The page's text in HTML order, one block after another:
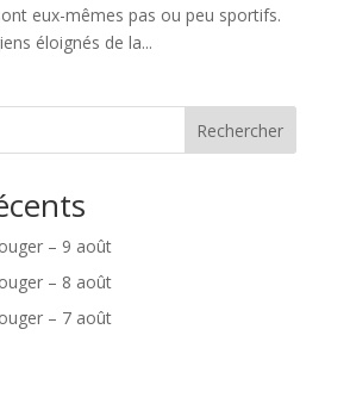
eux-mêmes pas ou peu sportifs.
éloignés de la...
Rechercher
– 9 août
– 8 août
– 7 août